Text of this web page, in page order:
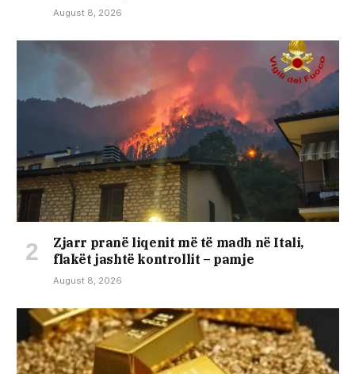
August 8, 2026
Zjarr pranë liqenit më të madh në Itali,
flakët jashtë kontrollit – pamje
August 8, 2026